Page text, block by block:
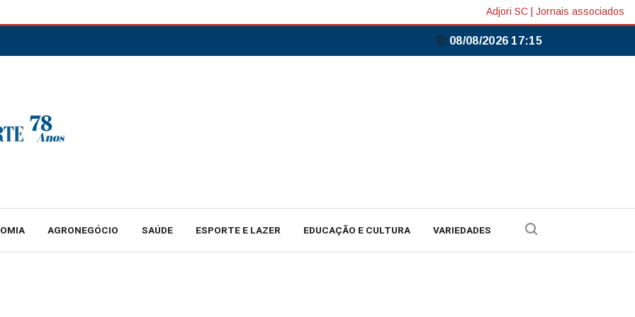
Adjori SC Jornais associados
08/08/2026 17:15
AGRONEGÓCIO SAÚDE ESPORTE E LAZER EDUCAÇÃO E CULTURA VARIEDADES